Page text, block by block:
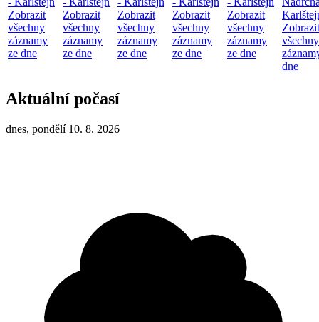
Zobrazit
všechny
záznamy
ze dne
Zobrazit
všechny
záznamy
ze dne
Zobrazit
všechny
záznamy
ze dne
Zobrazit
všechny
záznamy
ze dne
Zobrazit
všechny
záznamy
ze dne
Zobrazit
všechny
dne
Aktuální počasí
dnes, pondělí 10. 8. 2026